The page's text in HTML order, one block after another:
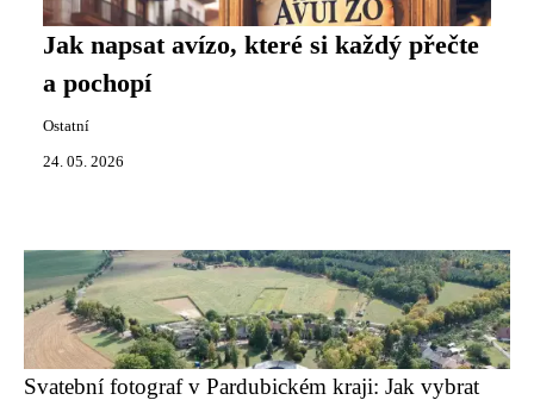
Jak napsat avízo, které si každý přečte
a pochopí
Ostatní
24. 05. 2026
Svatební fotograf v Pardubickém kraji: Jak vybrat